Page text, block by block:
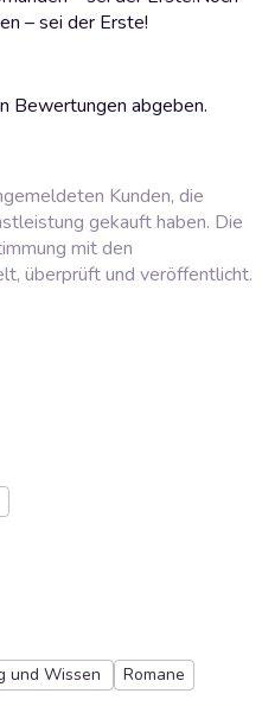
– sei der Erste!
Bewertungen abgeben.
Kunden, die
gekauft haben. Die
mit den
überprüft und veröffentlicht.
und Wissen Romane